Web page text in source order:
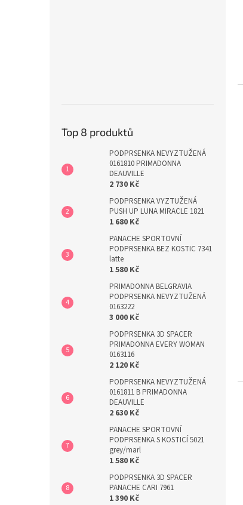
Top 8 produktů
PODPRSENKA NEVYZTUŽENÁ
0161810 PRIMADONNA
DEAUVILLE
2 730 Kč
PODPRSENKA VYZTUŽENÁ
PUSH UP LUNA MIRACLE 1821
1 680 Kč
PANACHE SPORTOVNÍ
PODPRSENKA BEZ KOSTIC 7341
latte
1 580 Kč
PRIMADONNA BELGRAVIA
PODPRSENKA NEVYZTUŽENÁ
0163222
3 000 Kč
PODPRSENKA 3D SPACER
PRIMADONNA EVERY WOMAN
0163116
2 120 Kč
PODPRSENKA NEVYZTUŽENÁ
0161811 B PRIMADONNA
DEAUVILLE
2 630 Kč
PANACHE SPORTOVNÍ
PODPRSENKA S KOSTICÍ 5021
grey/marl
1 580 Kč
PODPRSENKA 3D SPACER
PANACHE CARI 7961
1 390 Kč